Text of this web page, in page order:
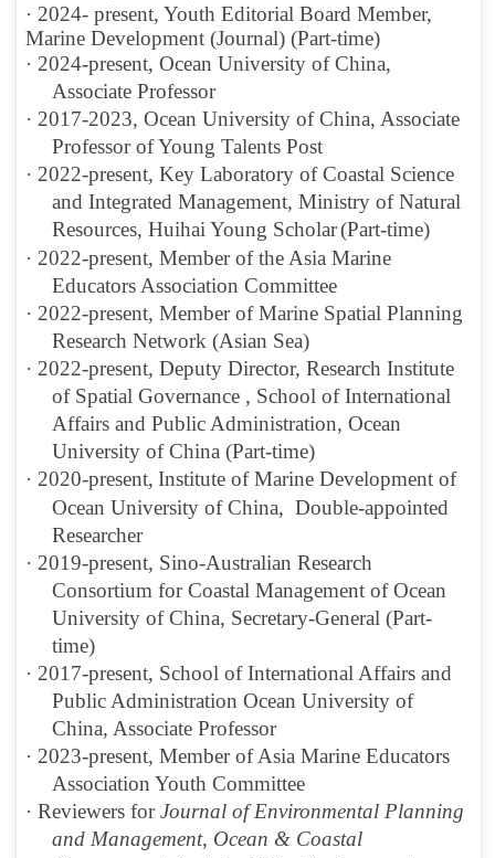
· 2024- present, Youth Editorial Board Member,
Marine Development (Journal) (Part-time)
· 2024-present, Ocean University of China,
Associate Professor
· 2017-2023,Ocean University of China, Associate
Professor of Young Talents Post
· 2022-present,Key Laboratory of Coastal Science
and Integrated Management, Ministry of Natural
Resources, Huihai Young Scholar(Part-time)
· 2022-present, Member of the Asia Marine
Educators Association Committee
· 2022-present, Member of Marine Spatial Planning
Research Network (Asian Sea)
· 2022-present, Deputy Director, Research Institute
of Spatial Governance , School of International
Affairs and Public Administration, Ocean
University of China (Part-time)
· 2020-present, Institute of Marine Development of
Ocean University of China, Double-appointed
Researcher
· 2019-present, Sino-Australian Research
Consortium for Coastal Management of Ocean
University of China, Secretary-General (Part-
time)
· 2017-present, School of International Affairs and
Public Administration Ocean University of
China, Associate Professor
· 2023-present, Member of Asia Marine Educators
Association Youth Committee
·Reviewers forJournal of Environmental Planning
and Management, Ocean & Coastal